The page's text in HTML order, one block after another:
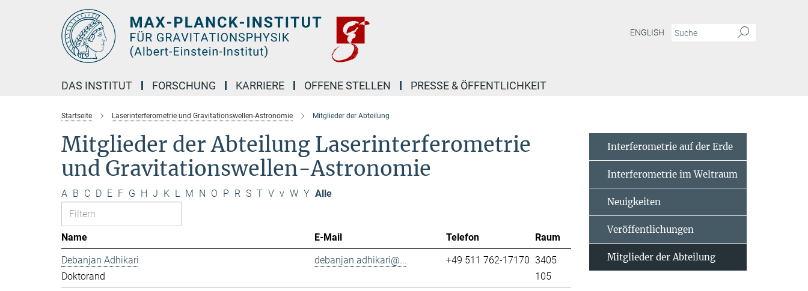
ENGLISH
DAS INSTITUT FORSCHUNG KARRIERE OFFENE STELLEN PRESSE & ÖFFENTLICHKEIT
Startseite Laserinterferometrie und Gravitationswellen-Astronomie Mitglieder der Abteilung
Mitglieder der Abteilung Laserinterferometrie
und Gravitationswellen-Astronomie
A B C D E F G H J K L M N O P R S T V v W Y Alle
Name E-Mail Telefon
Raum
Debanjan Adhikari
Doktorand
debanjan.adhikari@... +49 511 762-17170 3405
105
Interferometrie auf der Erde
Interferometrie im Weltraum
Neuigkeiten
Veröffentlichungen
Mitglieder der Abteilung